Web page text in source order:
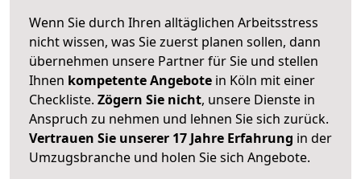
Wenn Sie durch Ihren alltäglichen Arbeitsstress
nicht wissen, was Sie zuerst planen sollen, dann
übernehmen unsere Partner für Sie und stellen
Ihnen kompetente Angebote in Köln mit einer
Checkliste. Zögern Sie nicht, unsere Dienste in
Anspruch zu nehmen und lehnen Sie sich zurück.
Vertrauen Sie unserer 17 Jahre Erfahrung in der
Umzugsbranche und holen Sie sich Angebote.